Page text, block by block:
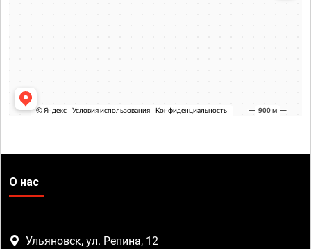
О нас
Ульяновск, ул. Репина, 12